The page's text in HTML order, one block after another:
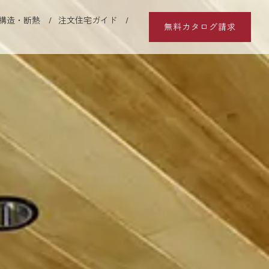
造・断熱 注文住宅ガイド
無料カタログ請求